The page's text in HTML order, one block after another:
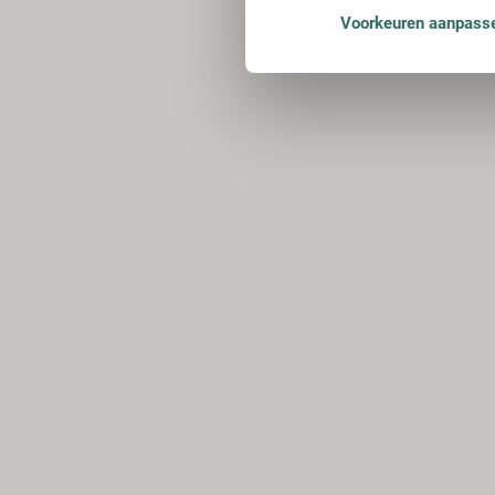
Voorkeuren